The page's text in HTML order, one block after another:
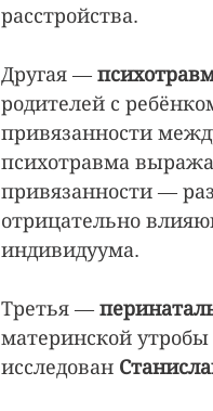
расстройства.
Другая —
родителей с
привязанности
психотравма
привязанности —
отрицательно
индивидуума.
Третья —
материнской
исследован